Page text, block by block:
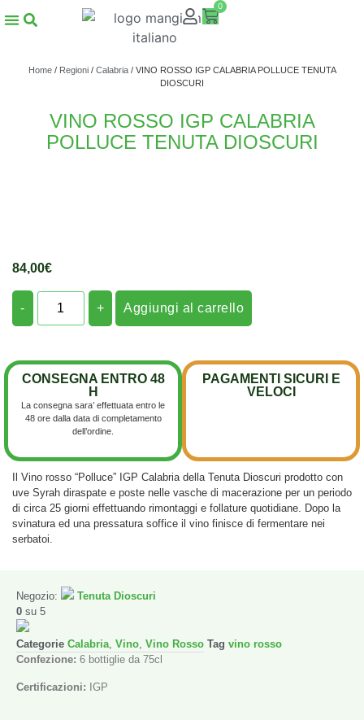
0
Home/ Regioni/ Calabria/ VINO ROSSO IGP CALABRIA POLLUCE TENUTA
DIOSCURI
VINO ROSSO IGP CALABRIA
POLLUCE TENUTA DIOSCURI
84,00€
- + Aggiungi al carrello
PAGAMENTI SICURI E
VELOCI
CONSEGNA ENTRO 48
H
La consegna sara’ effettuata entro le
48 ore dalla data di completamento
dell’ordine.
Il Vino rosso “Polluce” IGP Calabria della Tenuta Dioscuri prodotto con
uve Syrah diraspate e poste nelle vasche di macerazione per un periodo
di circa 25 giorni effettuando rimontaggi e follature quotidiane. Dopo la
svinatura ed una pressatura soffice il vino finisce di fermentare nei
serbatoi.
Negozio:
Tenuta Dioscuri
0 su 5
Categorie Calabria, Vino, Vino Rosso Tag vino rosso
Confezione: 6 bottiglie da 75cl
Certificazioni: IGP